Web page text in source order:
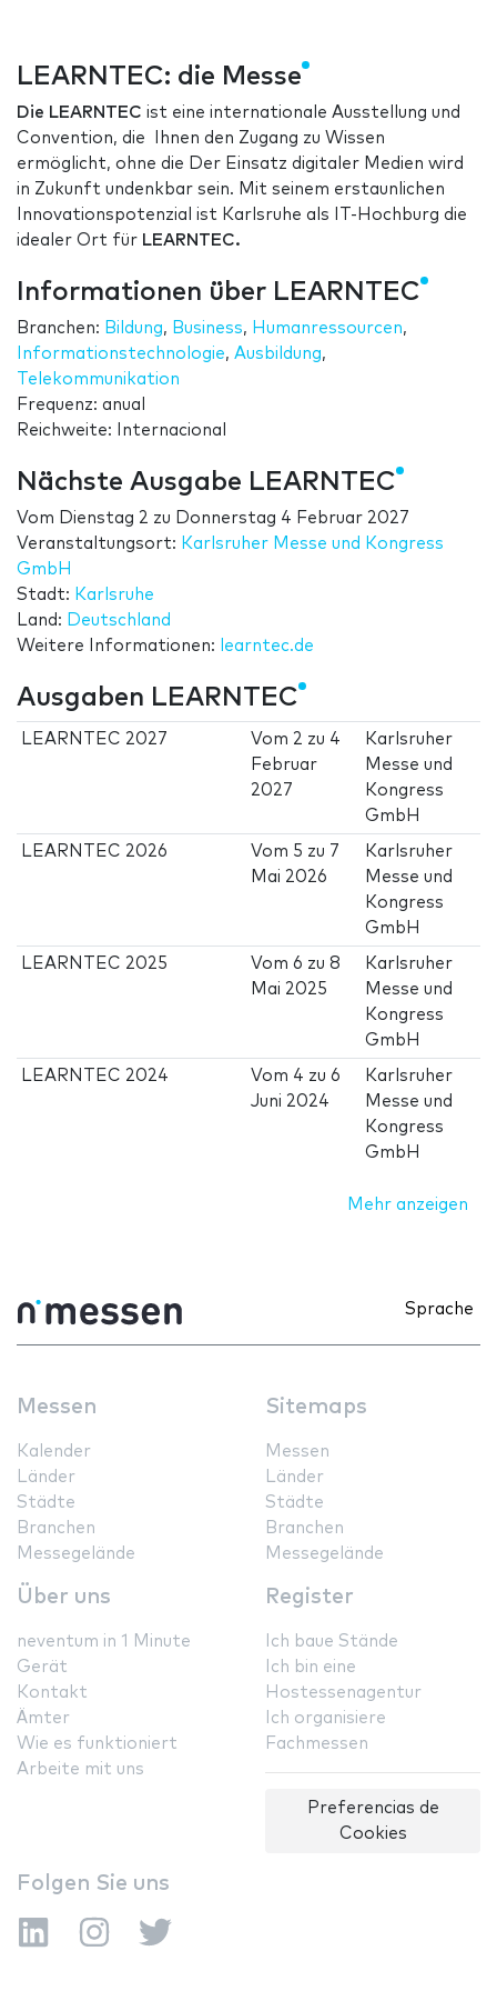
LEARNTEC: die Messe
Die LEARNTEC ist eine internationale Ausstellung und
Convention, die Ihnen den Zugang zu Wissen
ermöglicht, ohne die Der Einsatz digitaler Medien wird
in Zukunft undenkbar sein. Mit seinem erstaunlichen
Innovationspotenzial ist Karlsruhe als IT-Hochburg die
idealer Ort für LEARNTEC.
Informationen über LEARNTEC
Branchen: Bildung, Business, Humanressourcen,
Informationstechnologie, Ausbildung,
Telekommunikation
Frequenz: anual
Reichweite: Internacional
Nächste Ausgabe LEARNTEC
Vom Dienstag 2 zu Donnerstag 4 Februar 2027
Veranstaltungsort: Karlsruher Messe und Kongress
GmbH
Stadt: Karlsruhe
Land: Deutschland
Weitere Informationen:
learntec.de
Ausgaben LEARNTEC
LEARNTEC 2027 Vom 2 zu 4
Februar
2027
Karlsruher
Messe und
Kongress
GmbH
LEARNTEC 2026 Vom 5 zu 7
Mai 2026
Karlsruher
Messe und
Kongress
GmbH
LEARNTEC 2025 Vom6 zu8
Mai 2025
Karlsruher
Messe und
Kongress
GmbH
LEARNTEC 2024 Vom 4 zu6
Juni 2024
Karlsruher
Messe und
Kongress
GmbH
Mehr anzeigen
Sprache
Messen
Kalender
Länder
Städte
Branchen
Messegelände
Sitemaps
Messen
Länder
Städte
Branchen
Messegelände
Über uns
neventum in 1 Minute
Gerät
Kontakt
Ämter
Wie es funktioniert
Arbeite mit uns
Register
Ich baue Stände
Ich bin eine
Hostessenagentur
Ich organisiere
Fachmessen
Preferencias de
Cookies
Folgen Sie uns